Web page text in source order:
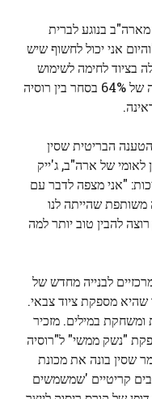
בנוגע לברית
אני יכול לחשוף שיש
בציוד לחימה לשימוש
באוקראינה.' הוא הצביע על צמיחה גבוהה של 64% בסחר בין רוסיה
הבריטית שסין
לאומי של ארה"ב, ג'ייק
"אני מצפה לדבר עם
משותפת שהייתה לנו
להבין טוב יותר למה
לבנייה מחדש של
מספקת ציוד צבאי.
במילים. מזכיר
"נשק ממשי" ל"רוסיה
שסין בונה את מכונת
קריטיים 'שמשמשים